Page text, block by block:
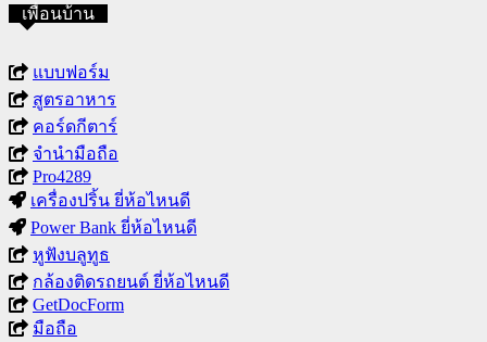
เพื่อนบ้าน
แบบฟอร์ม
สูตรอาหาร
คอร์ดกีตาร์
จำนำมือถือ
Pro4289
เครื่องปริ้น ยี่ห้อไหนดี
Power Bank ยี่ห้อไหนดี
หูฟังบลูทูธ
กล้องติดรถยนต์ ยี่ห้อไหนดี
GetDocForm
มือถือ